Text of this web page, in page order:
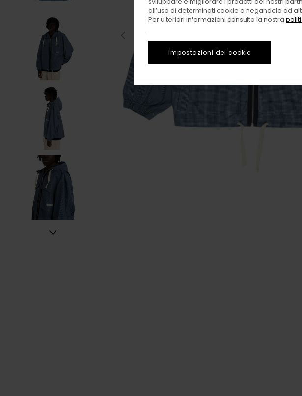
all’uso di determinati cookie o negandolo ad
Per ulteriori informazioni consulta la nostra
Impostazioni dei cookie